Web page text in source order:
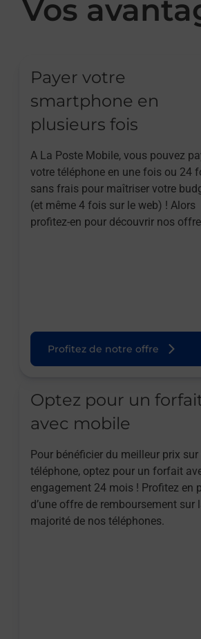
Vos
Payer votre
smartphone en
plusieurs fois
A La Poste Mobile, vous pouvez
votre téléphone en une fois ou 24
sans frais pour maîtriser votre
(et même 4 fois sur le web) ! Alors
profitez-en pour découvrir nos
Profitez de notre offre
Optez pour un
avec mobile
Pour bénéficier du meilleur prix sur
téléphone, optez pour un forfait
engagement 24 mois ! Profitez en
d’une offre de remboursement sur
majorité de nos téléphones.